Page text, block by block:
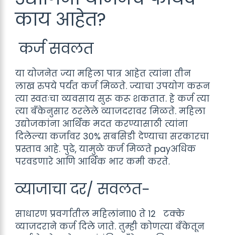
काय आहेत?
कर्ज सवलत
या योजनेत ज्या महिला पात्र आहेत त्यांना तीन
लाख रुपये पर्यंत कर्ज मिळते. ज्याचा उपयोग करून
त्या स्वतःचा व्यवसाय सुरू करू शकतात. हे कर्ज त्या
त्या बँकेनुसार ठरलेले व्याजदरावर मिळते. महिला
उद्योजकांना आर्थिक मदत करण्यासाठी त्यांना
दिलेल्या कर्जावर 30% सबसिडी देण्याचा सरकारचा
प्रस्ताव आहे. पुढे, यामुळे कर्ज मिळते payअधिक
परवडणारे आणि आर्थिक भार कमी करते.
व्याजाचा दर/ सवलत-
साधारण प्रवर्गातील महिलांना10 ते 12 टक्के
व्याजदराने कर्ज दिले जाते. तुम्ही कोणत्या बँकेतून